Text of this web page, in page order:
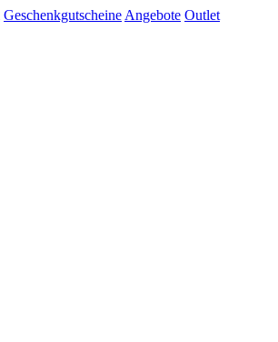
Geschenkgutscheine Angebote Outlet